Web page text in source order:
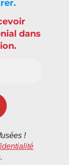
dans
!